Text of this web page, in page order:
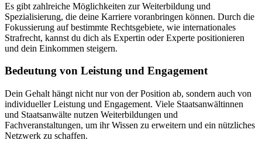
Es gibt zahlreiche Möglichkeiten zur Weiterbildung und
Spezialisierung, die deine Karriere voranbringen können. Durch die
Fokussierung auf bestimmte Rechtsgebiete, wie internationales
Strafrecht, kannst du dich als Expertin oder Experte positionieren
und dein Einkommen steigern.
Bedeutung von Leistung und Engagement
Dein Gehalt hängt nicht nur von der Position ab, sondern auch von
individueller Leistung und Engagement. Viele Staatsanwältinnen
und Staatsanwälte nutzen Weiterbildungen und
Fachveranstaltungen, um ihr Wissen zu erweitern und ein nützliches
Netzwerk zu schaffen.